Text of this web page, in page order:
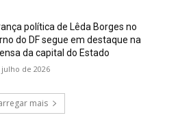
política de Lêda Borges no
do DF segue em destaque na
da capital do Estado
julho de 2026
mais